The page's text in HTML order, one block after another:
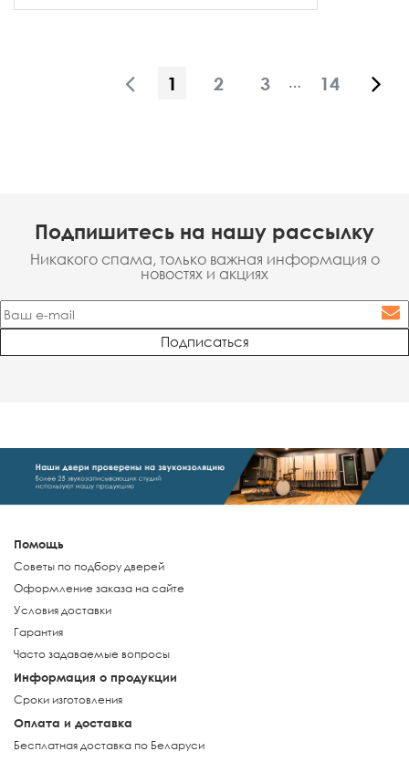
1 2 3 … 14
Подпишитесь на нашу рассылку
Никакого спама, только важная информация о
новостях и акциях
Помощь
Советы по подбору дверей
Оформление заказа на сайте
Условия доставки
Гарантия
Часто задаваемые вопросы
Информация о продукции
Сроки изготовления
Оплата и доставка
Бесплатная доставка по Беларуси